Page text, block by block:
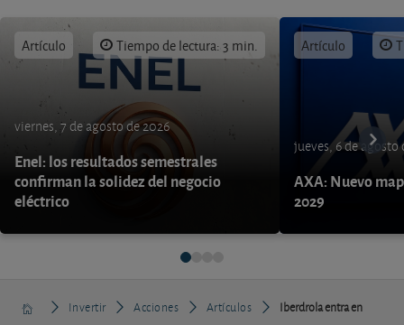
Artículo Tiempo de lectura: 3 min.
viernes, 7 de agosto de 2026
Enel: los resultados semestrales
confirman la solidez del negocio
eléctrico
Artículo
jueves, 6 de agosto
AXA: Nuevo
2029
Invertir Acciones Artículos
Iberdrola entra en